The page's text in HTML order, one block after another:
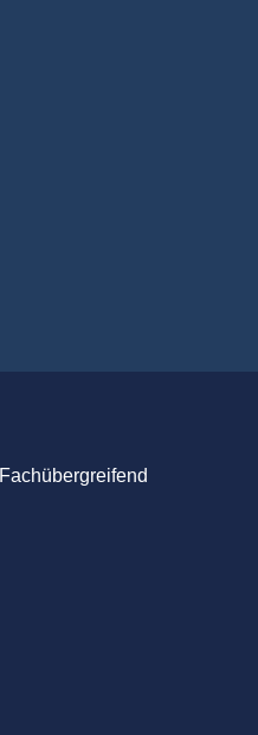
Fachübergreifend